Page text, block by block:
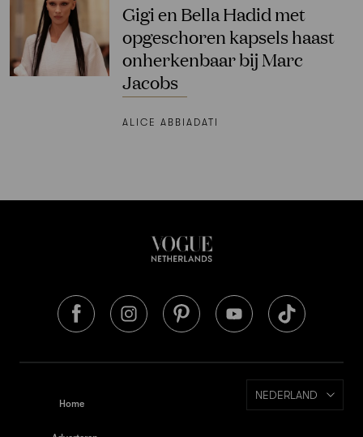
Gigi en Bella Hadid met
opgeschoren kapsels haast
onherkenbaar bij Marc
Jacobs
ALICE ABBIADATI
Home
NEDERLAND